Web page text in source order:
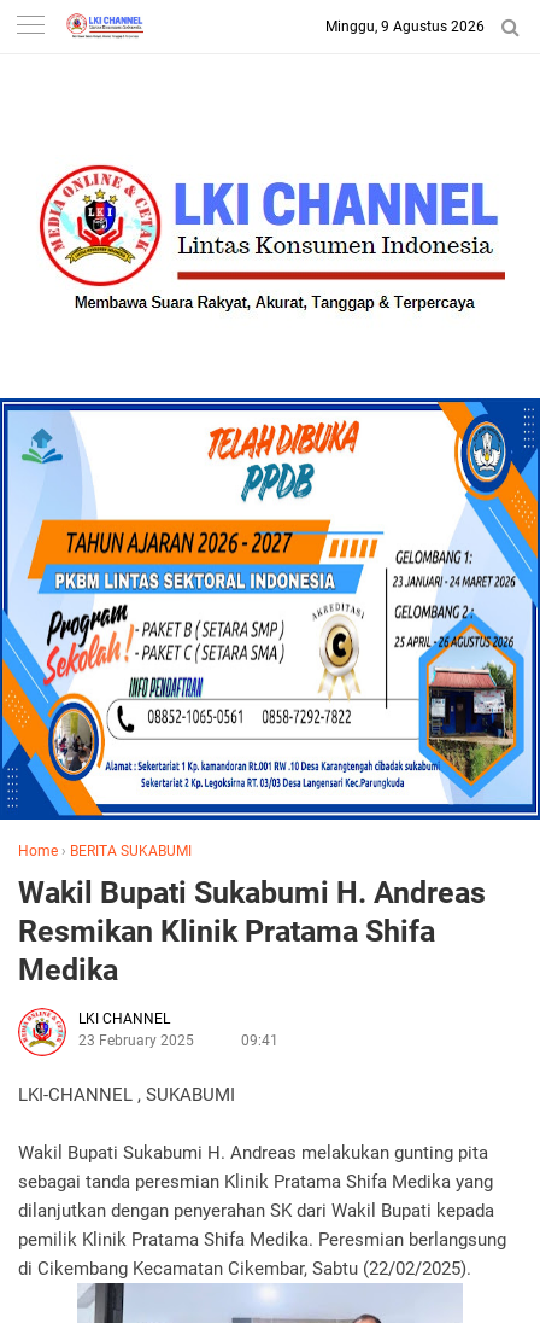
-->
Minggu, 9 Agustus 2026
Home › BERITA SUKABUMI
Wakil Bupati Sukabumi H. Andreas
Resmikan Klinik Pratama Shifa
Medika
LKI CHANNEL
23 February 2025
09:41
LKI-CHANNEL , SUKABUMI
Wakil Bupati Sukabumi H. Andreas melakukan gunting pita
sebagai tanda peresmian Klinik Pratama Shifa Medika yang
dilanjutkan dengan penyerahan SK dari Wakil Bupati kepada
pemilik Klinik Pratama Shifa Medika. Peresmian berlangsung
di Cikembang Kecamatan Cikembar, Sabtu (22/02/2025).